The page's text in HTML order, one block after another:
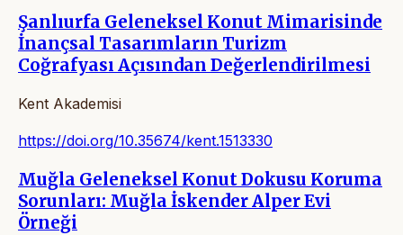
Şanlıurfa Geleneksel Konut Mimarisinde
İnançsal Tasarımların Turizm
Coğrafyası Açısından Değerlendirilmesi
Kent Akademisi
https://doi.org/10.35674/kent.1513330
Muğla Geleneksel Konut Dokusu Koruma
Sorunları: Muğla İskender Alper Evi
Örneği